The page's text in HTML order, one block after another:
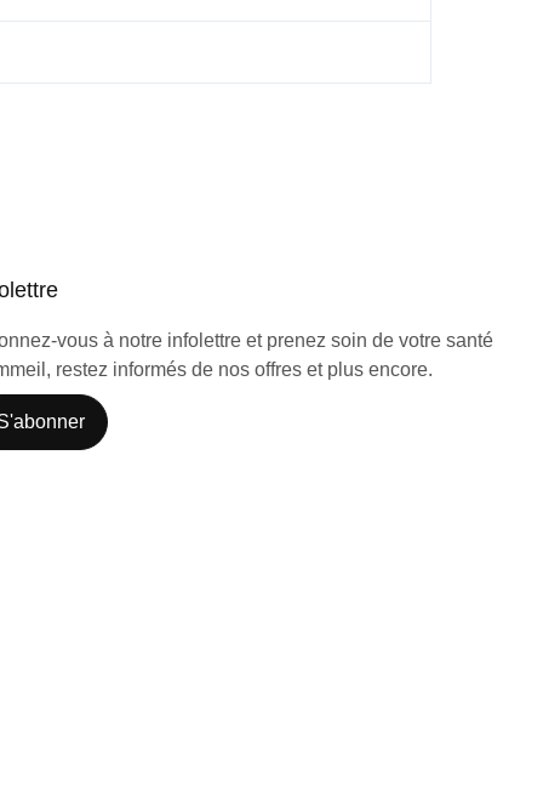
vous à notre infolettre et prenez soin de votre santé
restez informés de nos offres et plus encore.